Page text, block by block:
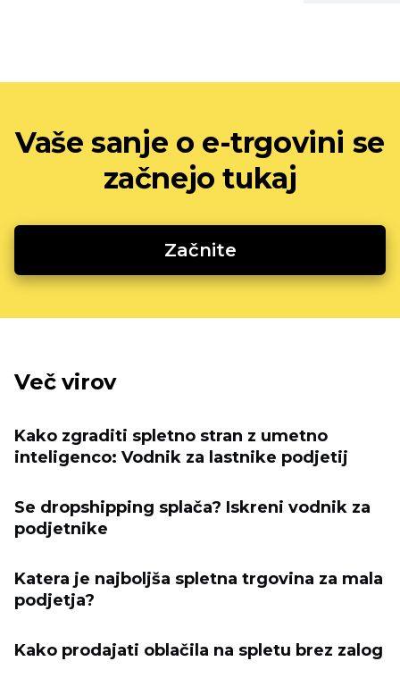
Vaše sanje o e-trgovini se
začnejo tukaj
Začnite
Več virov
Kako zgraditi spletno stran z umetno
inteligenco: Vodnik za lastnike podjetij
Se dropshipping splača? Iskreni vodnik za
podjetnike
Katera je najboljša spletna trgovina za mala
podjetja?
Kako prodajati oblačila na spletu brez zalog